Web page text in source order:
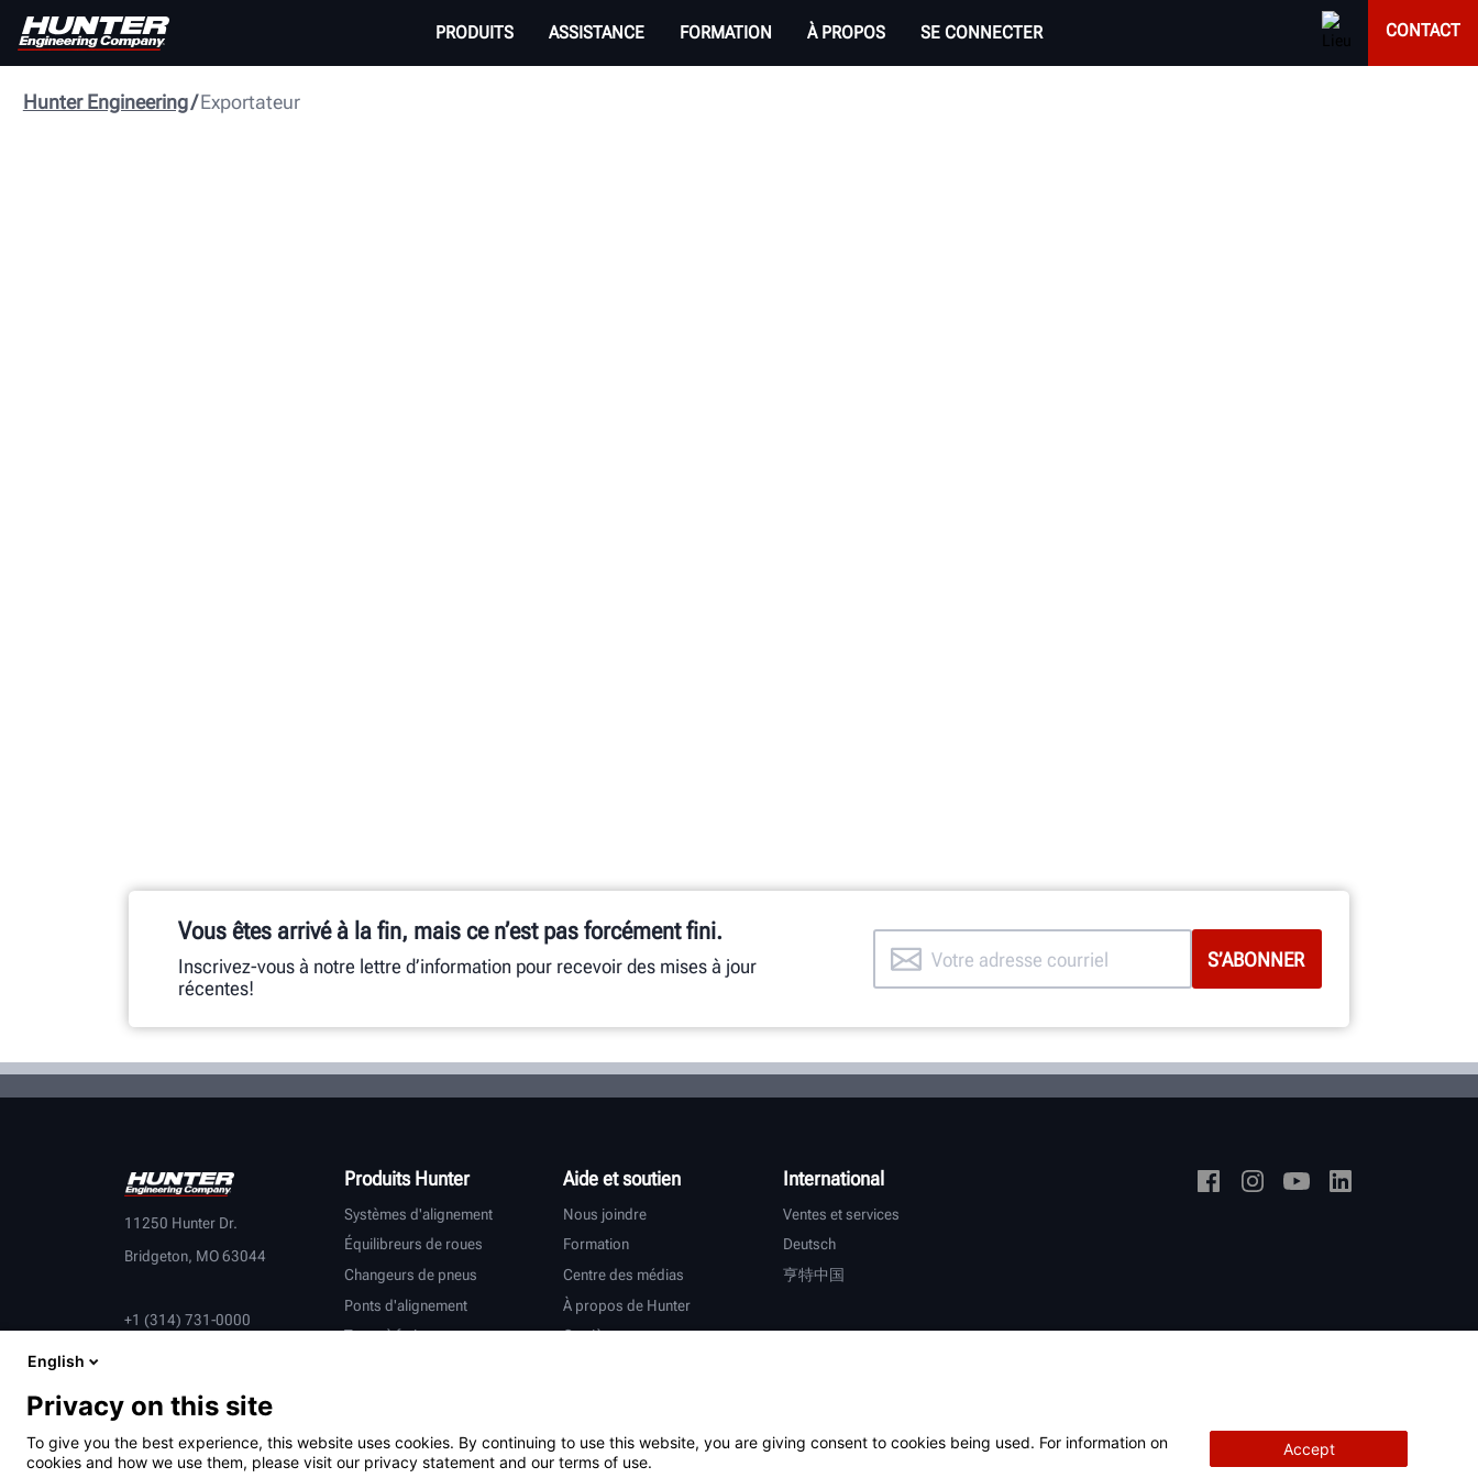
PRODUITS ASSISTANCE FORMATION À PROPOS SE CONNECTER CONTACT
Exportateur
Hunter Engineering
Vous êtes arrivé à la fin, mais ce n’est pas forcément fini.
Inscrivez-vous à notre lettre d’information pour recevoir des mises à jour
récentes!
11250 Hunter Dr.
Bridgeton, MO 63044
+1 (314) 731-0000
Produits Hunter
Systèmes d'alignement
Équilibreurs de roues
Changeurs de pneus
Ponts d'alignement
Tours à frein
Partenaires équipementiers
Aide et soutien
Nous joindre
Formation
Centre des médias
À propos de Hunter
Carrières
International
Ventes et services
Deutsch
亨特中国
English
Privacy on this site
To give you the best experience, this website uses cookies. By continuing to use this website, you are giving consent to cookies being used. For information on
cookies and how we use them, please visit our privacy statement and our terms of use.
Accept